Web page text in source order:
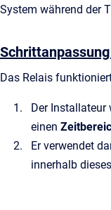
System während der
Das Relais
Der Installateur
einen
Er verwendet
innerhalb